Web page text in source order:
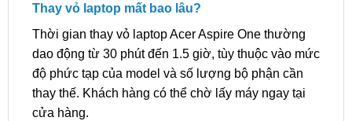
Thay vỏ laptop mất bao lâu?
Thời gian thay vỏ laptop Acer Aspire One thường
dao động từ 30 phút đến 1.5 giờ, tùy thuộc vào mức
độ phức tạp của model và số lượng bộ phận cần
thay thế. Khách hàng có thể chờ lấy máy ngay tại
cửa hàng.